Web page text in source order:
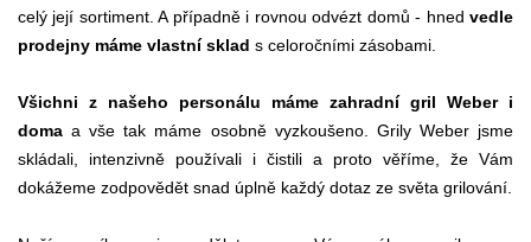
celý její sortiment. A případně i rovnou odvézt domů - hned vedle
prodejny máme vlastní sklad s celoročními zásobami.
Všichni z našeho personálu máme zahradní gril Weber i
doma a vše tak máme osobně vyzkoušeno. Grily Weber jsme
skládali, intenzivně používali i čistili a proto věříme, že Vám
dokážeme zodpovědět snad úplně každý dotaz ze světa grilování.